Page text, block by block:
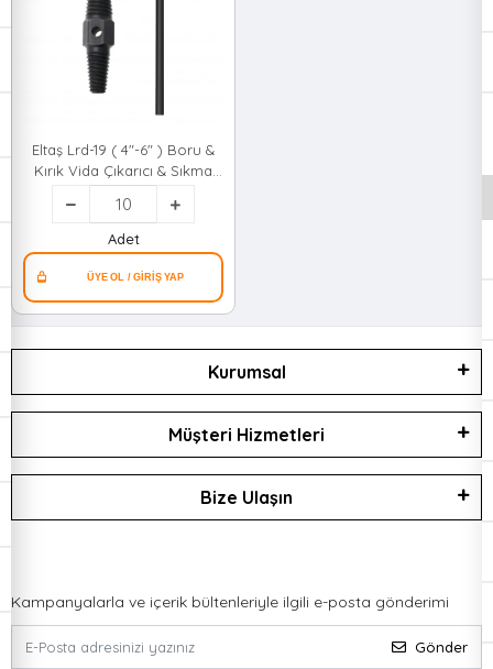
Eltaş Lrd-19 ( 4"-6" ) Boru &
Kırık Vida Çıkarıcı & Sıkma
Seti ( 1/2"=m25-m35 &
3/4"=m35-m50 )*10x10
Adet
Kurumsal
Müşteri Hizmetleri
Bize Ulaşın
Kampanyalarla ve içerik bültenleriyle ilgili e-posta gönderimi
Gönder